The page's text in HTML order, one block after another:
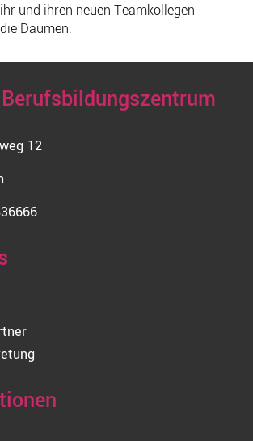
und ihren neuen Teamkollegen
Daumen.
12